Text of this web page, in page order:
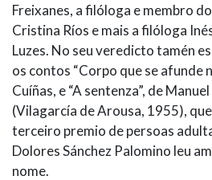
Freixanes, a filóloga e membro
Cristina Ríos e mais a filóloga
Luzes. No seu veredicto tamén
os contos “Corpo que se afunde
Cuíñas, e “A sentenza”, de
(Vilagarcía de Arousa, 1955),
terceiro premio de persoas
Dolores Sánchez Palomino leu
nome.